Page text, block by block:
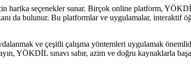
seçenekler sunar. Birçok online platform,
da bulunur. Bu platformlar ve uygulamalar, interaktif
ve çeşitli çalışma yöntemleri uygulamak
YÖKDİL sınavı sabır, azim ve doğru kaynaklarla